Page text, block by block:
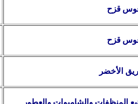
قزح
قزح
الأخضر